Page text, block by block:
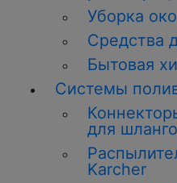
Уборка
Средства
Бытовая
Системы
для
Karcher